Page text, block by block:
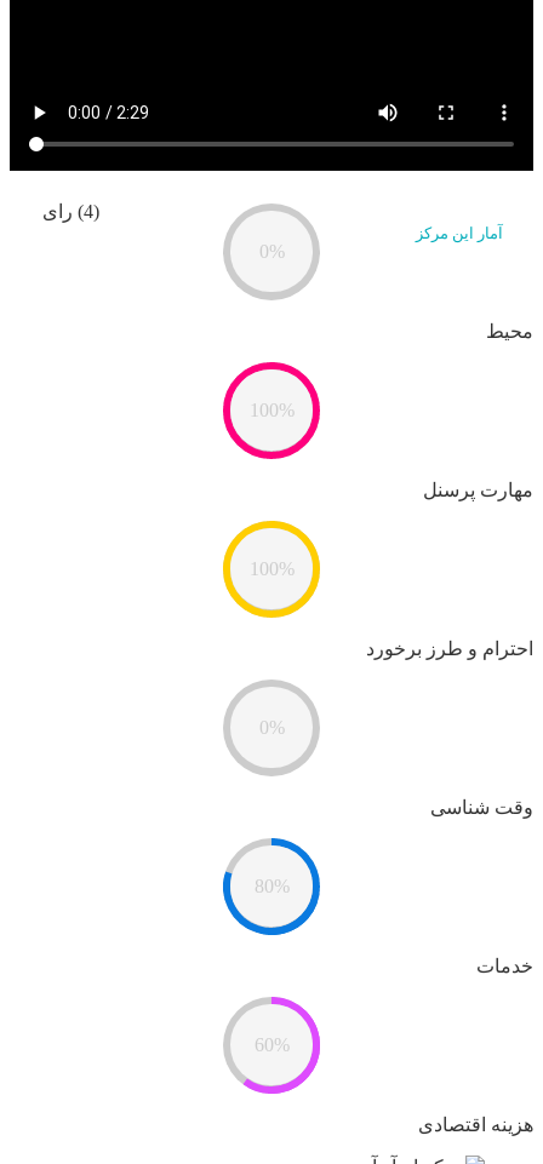
آمار این مرکز
(4) رای
0%
محیط
100%
مهارت پرسنل
100%
احترام و طرز برخورد
0%
وقت شناسی
80%
خدمات
60%
هزینه اقتصادی